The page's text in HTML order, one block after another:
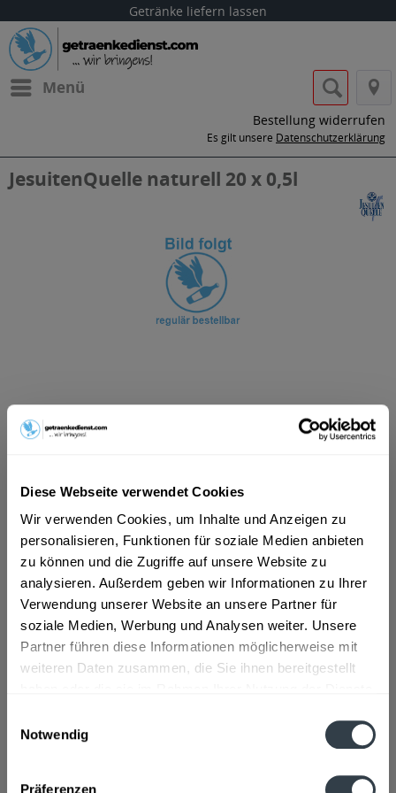
Diese Webseite verwendet Cookies
Wir verwenden Cookies, um Inhalte und Anzeigen zu
personalisieren, Funktionen für soziale Medien anbieten
zu können und die Zugriffe auf unsere Website zu
analysieren. Außerdem geben wir Informationen zu Ihrer
Verwendung unserer Website an unsere Partner für
soziale Medien, Werbung und Analysen weiter. Unsere
Partner führen diese Informationen möglicherweise mit
weiteren Daten zusammen, die Sie ihnen bereitgestellt
Notwendig
Präferenzen
Getränke liefern lassen
Menü
Bestellung widerrufen
Es gilt unsere Datenschutzerklärung
JesuitenQuelle naturell 20 x 0,5l
ab 5,79 € *
MEHRWEG
+3,10 € Pfand
In den Warenkorb
Artikel-Nr.:
27946
Verfügbar in: